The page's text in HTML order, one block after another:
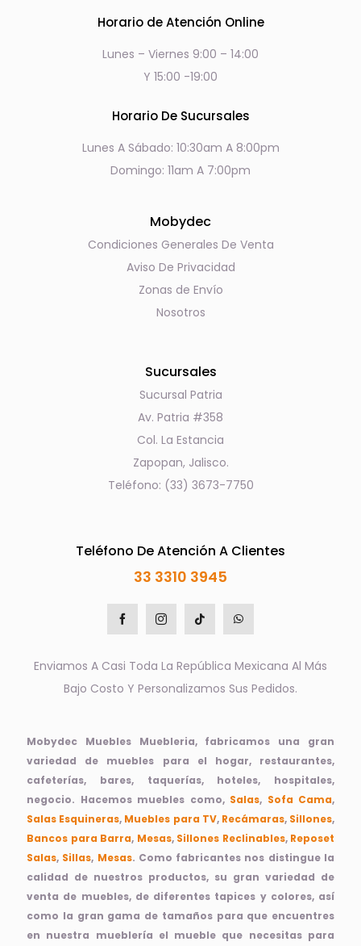
Horario de Atención Online
Lunes – Viernes 9:00 – 14:00
Y 15:00 -19:00
Horario De Sucursales
Lunes A Sábado: 10:30am A 8:00pm
Domingo: 11am A 7:00pm
Mobydec
Condiciones Generales De Venta
Aviso De Privacidad
Zonas de Envío
Nosotros
Sucursales
Sucursal Patria
Av. Patria #358
Col. La Estancia
Zapopan, Jalisco.
Teléfono: (33) 3673-7750
Teléfono De Atención A Clientes
33 3310 3945
Enviamos A Casi Toda La República Mexicana Al Más
Bajo Costo Y Personalizamos Sus Pedidos.
Mobydec Muebles Muebleria, fabricamos una gran
variedad de muebles para el hogar, restaurantes,
cafeterías, bares, taquerías, hoteles, hospitales,
negocio. Hacemos muebles como, Salas, Sofa Cama,
Salas Esquineras, Muebles para TV, Recámaras, Sillones,
Bancos para Barra, Mesas, Sillones Reclinables, Reposet
Salas, Sillas, Mesas. Como fabricantes nos distingue la
calidad de nuestros productos, su gran variedad de
venta de muebles, de diferentes tapices y colores, así
como la gran gama de tamaños para que encuentres
en nuestra mueblería el mueble que necesitas para